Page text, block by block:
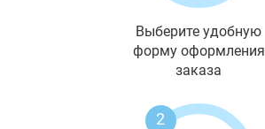
Выберите удобную
форму оформления
заказа
2